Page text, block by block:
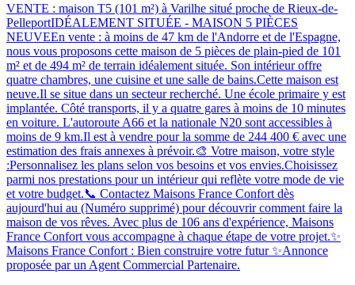
VENTE : maison T5 (101 m²) à Varilhe situé proche de Rieux-de-
PelleportIDÉALEMENT SITUÉE - MAISON 5 PIÈCES
NEUVEEn vente : à moins de 47 km de l'Andorre et de l'Espagne,
nous vous proposons cette maison de 5 pièces de plain-pied de 101
m² et de 494 m² de terrain idéalement située. Son intérieur offre
quatre chambres, une cuisine et une salle de bains.Cette maison est
neuve.Il se situe dans un secteur recherché. Une école primaire y est
implantée. Côté transports, il y a quatre gares à moins de 10 minutes
en voiture. L'autoroute A66 et la nationale N20 sont accessibles à
moins de 9 km.Il est à vendre pour la somme de 244 400 € avec une
estimation des frais annexes à prévoir.🎨 Votre maison, votre style
:Personnalisez les plans selon vos besoins et vos envies.Choisissez
parmi nos prestations pour un intérieur qui reflète votre mode de vie
et votre budget.📞 Contactez Maisons France Confort dès
aujourd'hui au (Numéro supprimé) pour découvrir comment faire la
maison de vos rêves. Avec plus de 106 ans d'expérience, Maisons
France Confort vous accompagne à chaque étape de votre projet.✨
Maisons France Confort : Bien construire votre futur ✨Annonce
proposée par un Agent Commercial Partenaire.